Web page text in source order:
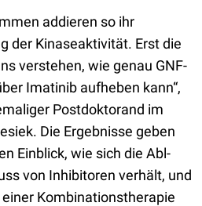
addieren so ihr
der Kinaseaktivität. Erst die
verstehen, wie genau GNF-
Imatinib aufheben kann“,
Postdoktorand im
Die Ergebnisse geben
Einblick, wie sich die Abl-
von Inhibitoren verhält, und
Kombinationstherapie